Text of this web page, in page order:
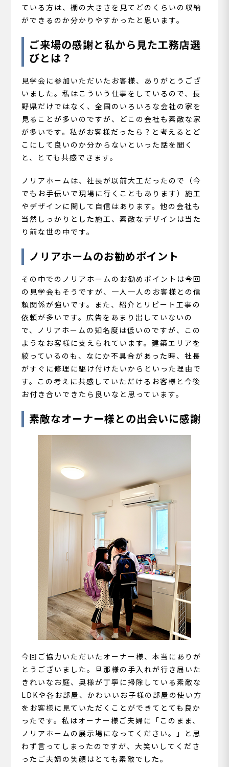
ている方は、棚の大きさを見てどのくらいの収納
ができるのか分かりやすかったと思います。
ご来場の感謝と私から見た工務店選
びとは？
見学会に参加いただいたお客様、ありがとうござ
いました。私はこういう仕事をしているので、長
野県だけではなく、全国のいろいろな会社の家を
見ることが多いのですが、どこの会社も素敵な家
が多いです。私がお客様だったら？と考えるとど
こにして良いのか分からないといった話を聞く
と、とても共感できます。
ノリアホームは、社長が以前大工だったので（今
でもお手伝いで現場に行くこともあります）施工
やデザインに関して自信はあります。他の会社も
当然しっかりとした施工、素敵なデザインは当た
り前な世の中です。
ノリアホームのお勧めポイント
その中でのノリアホームのお勧めポイントは今回
の見学会もそうですが、一人一人のお客様との信
頼関係が強いです。また、紹介とリピート工事の
依頼が多いです。広告をあまり出していないの
で、ノリアホームの知名度は低いのですが、この
ようなお客様に支えられています。建築エリアを
絞っているのも、なにか不具合があった時、社長
がすぐに修理に駆け付けたいからといった理由で
す。この考えに共感していただけるお客様と今後
お付き合いできたら良いなと思っています。
素敵なオーナー様との出会いに感謝
今回ご協力いただいたオーナー様、本当にありが
とうございました。旦那様の手入れが行き届いた
きれいなお庭、奥様が丁寧に掃除している素敵な
LDKや各お部屋、かわいいお子様の部屋の使い方
をお客様に見ていただくことができてとても良か
ったです。私はオーナー様ご夫婦に「このまま、
ノリアホームの展示場になってください。」と思
わず言ってしまったのですが、大笑いしてくださ
ったご夫婦の笑顔はとても素敵でした。